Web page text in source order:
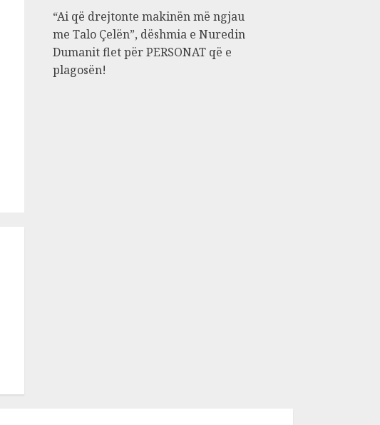
“Ai që drejtonte makinën më ngjau
me Talo Çelën”, dëshmia e Nuredin
Dumanit flet për PERSONAT që e
plagosën!